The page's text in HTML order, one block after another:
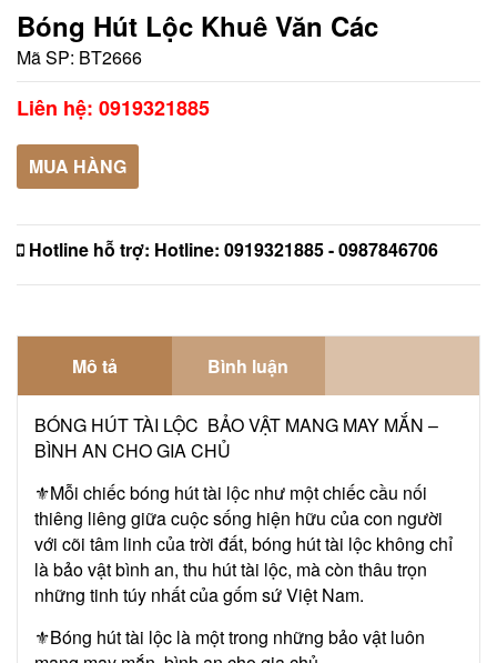
Bóng Hút Lộc Khuê Văn Các
Mã SP: BT2666
Liên hệ: 0919321885
MUA HÀNG
Hotline hỗ trợ: Hotline: 0919321885 - 0987846706
Mô tả Bình luận
BÓNG HÚT TÀI LỘC BẢO VẬT MANG MAY MẮN –
BÌNH AN CHO GIA CHỦ
⚜️Mỗi chiếc bóng hút tài lộc như một chiếc cầu nối
thiêng liêng giữa cuộc sống hiện hữu của con người
với cõi tâm linh của trời đất, bóng hút tài lộc không chỉ
là bảo vật bình an, thu hút tài lộc, mà còn thâu trọn
những tinh túy nhất của gốm sứ Việt Nam.
⚜️Bóng hút tài lộc là một trong những bảo vật luôn